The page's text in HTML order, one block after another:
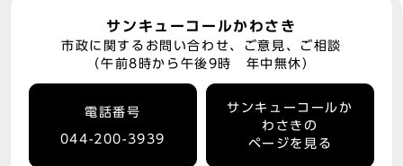
サンキューコールかわさき
市政に関するお問い合わせ、ご意見、ご相談
（午前8時から午後9時 年中無休）
電話番号
044-200-3939
サンキューコールか
わさきの
ページを見る